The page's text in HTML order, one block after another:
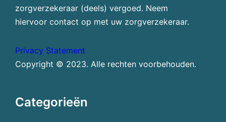
zorgverzekeraar (deels) vergoed. Neem
hiervoor contact op met uw zorgverzekeraar.
Privacy Statement
Copyright © 2023. Alle rechten voorbehouden.
Categorieën